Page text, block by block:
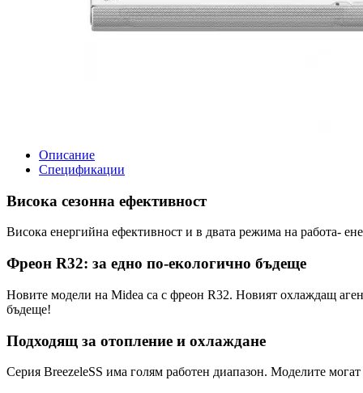
Описание
Спецификации
Висока сезонна ефективност
Висока енергийна ефективност и в двата режима на работа-
Фреон R32: за едно по-екологично бъдеще
Новите модели на Midea са с фреон R32. Новият охлаждащ
бъдеще!
Подходящ за отопление и охлаждане
Серия BreezeleSS има голям работен диапазон. Моделите